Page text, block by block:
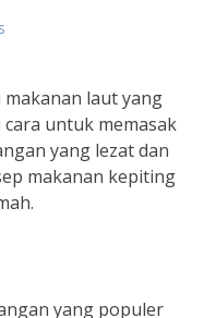
laut yang
untuk memasak
yang lezat dan
makanan kepiting
yang populer